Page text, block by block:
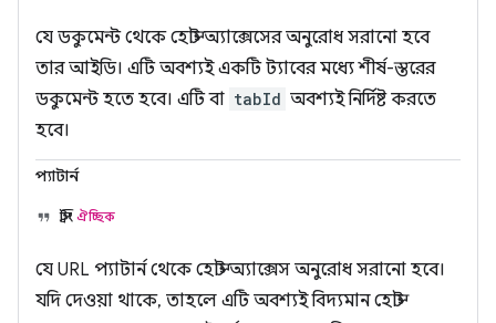
যে ডকুমেন্ট থেকে হোস্ট অ্যাক্সেসের অনুরোধ সরানো হবে
তার আইডি। এটি অবশ্যই একটি ট্যাবের মধ্যে শীর্ষ-স্তরের
ডকুমেন্ট হতে হবে। এটি বা tabId অবশ্যই নির্দিষ্ট করতে
হবে।
প্যাটার্ন
স্ট্রিংঐচ্ছিক
যে URL প্যাটার্ন থেকে হোস্ট অ্যাক্সেস অনুরোধ সরানো হবে।
যদি দেওয়া থাকে, তাহলে এটি অবশ্যই বিদ্যমান হোস্ট